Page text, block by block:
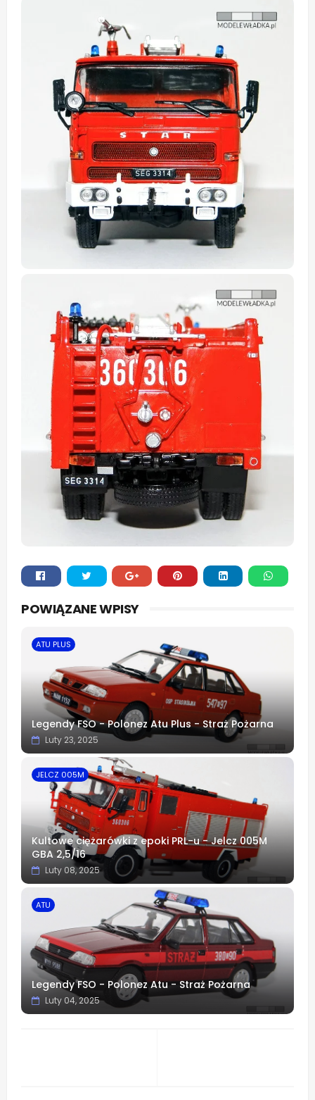
POWIĄZANE WPISY
ATU PLUS
Legendy FSO - Polonez Atu Plus - Straż Pożarna
Luty 23, 2025
JELCZ 005M
Kultowe ciężarówki z epoki PRL-u - Jelcz 005M
GBA 2,5/16
Luty 08, 2025
ATU
Legendy FSO - Polonez Atu - Straż Pożarna
Luty 04, 2025